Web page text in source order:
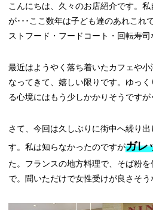
こんにちは、久々のお店紹介です。
が･･･ここ数年は子ども達のあれこれ
ストフード・フードコート・回転寿司
最近はようやく落ち着いたカフェや
なってきて、嬉しい限りです。ゆっ
る心境にはもう少しかかりそうですが･
さて、今回は久しぶりに街中へ繰り
す。私は知らなかったのですがガレ
た。フランスの地方料理で、そば粉
で。聞いただけで女性受けが良さそう